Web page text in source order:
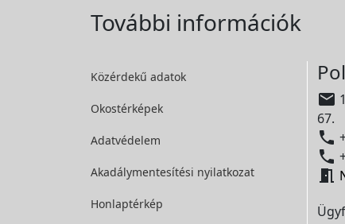
További információk
Közérdekű adatok
Okostérképek
Adatvédelem
Akadálymentesítési nyilatkozat
Honlaptérkép

67.


